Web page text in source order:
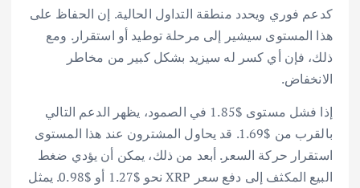
كدعم فوري ويحدد منطقة التداول الحالية. إن الحفاظ على
هذا المستوى سيشير إلى مرحلة توطيد أو استقرار. ومع
ذلك، فإن أي كسر له سيزيد بشكل كبير من مخاطر
الانخفاض.
إذا فشل مستوى $1.85 في الصمود، يظهر الدعم التالي
بالقرب من $1.69. قد يحاول المشترون عند هذا المستوى
استقرار حركة السعر. أبعد من ذلك، يمكن أن يؤدي ضغط
البيع المكثف إلى دفع سعر XRP نحو $1.27 أو $0.98. يمثل